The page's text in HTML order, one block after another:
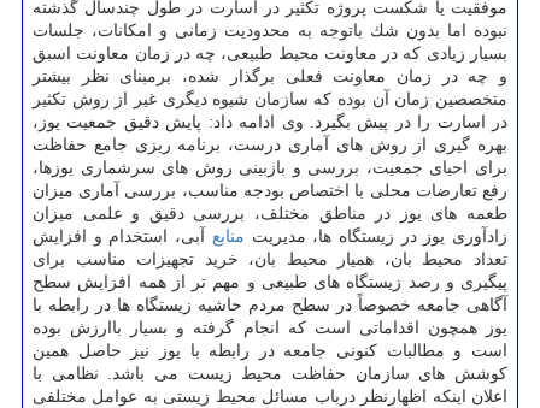
موفقیت یا شكست پروژه تكثیر در اسارت در طول چندسال گذشته
نبوده اما بدون شك باتوجه به محدودیت زمانی و امكانات، جلسات
بسیار زیادی كه در معاونت محیط طبیعی، چه در زمان معاونت اسبق
و چه در زمان معاونت فعلی برگذار شده، برمبنای نظر بیشتر
متخصصین زمان آن بوده كه سازمان شیوه دیگری غیر از روش تكثیر
در اسارت را در پیش بگیرد. وی ادامه داد: پایش دقیق جمعیت یوز،
بهره گیری از روش های آماری درست، برنامه ریزی جامع حفاظت
برای احیای جمعیت، بررسی و بازبینی روش های سرشماری یوزها،
رفع تعارضات محلی با اختصاص بودجه مناسب، بررسی آماری میزان
طعمه های یوز در مناطق مختلف، بررسی دقیق و علمی میزان
زادآوری یوز در زیستگاه ها، مدیریت منابع آبی، استخدام و افزایش
تعداد محیط بان، همیار محیط بان، خرید تجهیزات مناسب برای
پیگیری و رصد زیستگاه های طبیعی و مهم تر از همه افزایش سطح
آگاهی جامعه خصوصاً در سطح مردم حاشیه زیستگاه ها در رابطه با
یوز همچون اقداماتی است كه انجام گرفته و بسیار باارزش بوده
است و مطالبات كنونی جامعه در رابطه با یوز نیز حاصل همین
كوشش های سازمان حفاظت محیط زیست می باشد. نظامی با
اعلان اینكه اظهارنظر درباب مسائل محیط زیستی به عوامل مختلفی